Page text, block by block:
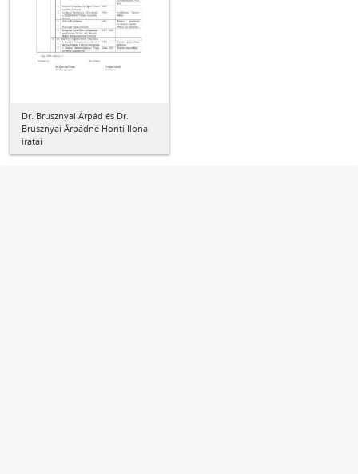
Dr. Brusznyai Árpád és Dr.
Brusznyai Árpádné Honti Ilona
iratai